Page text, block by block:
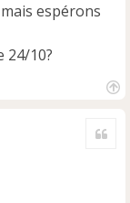
espérons
24/10?